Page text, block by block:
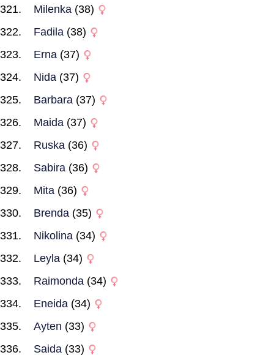
Milenka (38)
Fadila (38)
Erna (37)
Nida (37)
Barbara (37)
Maida (37)
Ruska (36)
Sabira (36)
Mita (36)
Brenda (35)
Nikolina (34)
Leyla (34)
Raimonda (34)
Eneida (34)
Ayten (33)
Saida (33)